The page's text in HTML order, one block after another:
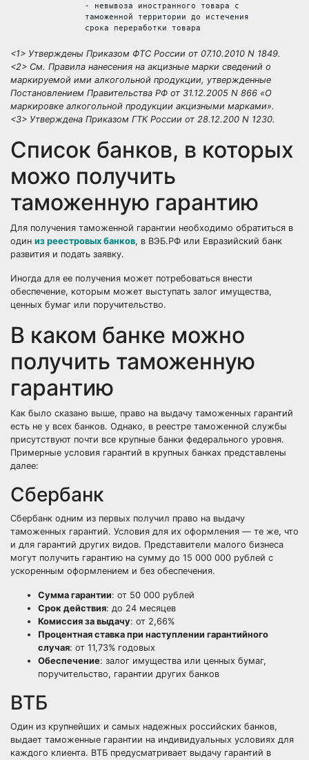
- невывоза иностранного товара с
таможенной территории до истечения
срока переработки товара
<1> Утверждены Приказом ФТС России от 07.10.2010 N 1849.
<2> См. Правила нанесения на акцизные марки сведений о
маркируемой ими алкогольной продукции, утвержденные
Постановлением Правительства РФ от 31.12.2005 N 866 «О
маркировке алкогольной продукции акцизными марками».
<3> Утверждена Приказом ГТК России от 28.12.200 N 1230.
Список банков, в которых
можо получить
таможенную гарантию
Для получения таможенной гарантии необходимо обратиться в
один из реестровых банков, в ВЭБ.РФ или Евразийский банк
развития и подать заявку.
Иногда для ее получения может потребоваться внести
обеспечение, которым может выступать залог имущества,
ценных бумаг или поручительство.
В каком банке можно
получить таможенную
гарантию
Как было сказано выше, право на выдачу таможенных гарантий
есть не у всех банков. Однако, в реестре таможенной службы
присутствуют почти все крупные банки федерального уровня.
Примерные условия гарантий в крупных банках представлены
далее:
Сбербанк
Сбербанк одним из первых получил право на выдачу
таможенных гарантий. Условия для их оформления — те же, что
и для гарантий других видов. Представители малого бизнеса
могут получить гарантию на сумму до 15 000 000 рублей с
ускоренным оформлением и без обеспечения.
Сумма гарантии: от 50 000 рублей
Срок действия: до 24 месяцев
Комиссия за выдачу: от 2,66%
Процентная ставка при наступлении гарантийного
случая: от 11,73% годовых
Обеспечение: залог имущества или ценных бумаг,
поручительство, гарантии других банков
ВТБ
Один из крупнейших и самых надежных российских банков,
выдает таможенные гарантии на индивидуальных условиях для
каждого клиента. ВТБ предусматривает выдачу гарантий в